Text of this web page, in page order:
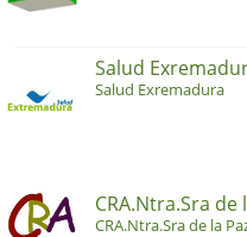
Salud
Salud Exremadura
CRA.Ntra.Sra de
CRA.Ntra.Sra de la